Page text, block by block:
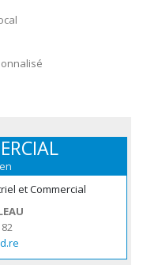
et Commercial